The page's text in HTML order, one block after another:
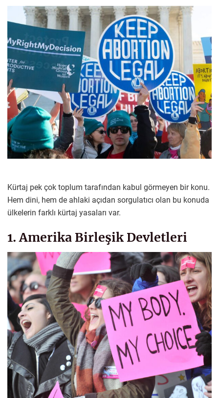
Kürtaj pek çok toplum tarafından kabul görmeyen bir konu.
Hem dini, hem de ahlaki açıdan sorgulatıcı olan bu konuda
ülkelerin farklı kürtaj yasaları var.
1. Amerika Birleşik Devletleri